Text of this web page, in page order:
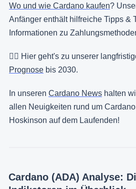
Wo und wie Cardano kaufen?
Anfänger enthält hilfreiche Tipps &
Informationen zu
👉🏻 Hier geht's zu unserer
Prognose bis 2030.
In unseren Cardano News halten
allen Neuigkeiten rund um
Hoskinson auf dem Laufenden!
Cardano (ADA) Analyse: